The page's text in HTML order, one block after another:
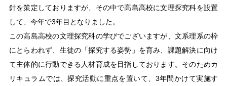
針を策定しておりますが、その中で高島高校に文理探究科を設置
して、今年で3年目となりました。
この高島高校の文理探究科の学びでございますが、文系理系の枠
にとらわれず、生徒の「探究する姿勢」を育み、課題解決に向け
て主体的に行動できる人材育成を目指しております。そのためカ
リキュラムでは、探究活動に重点を置いて、3年間かけて実施す